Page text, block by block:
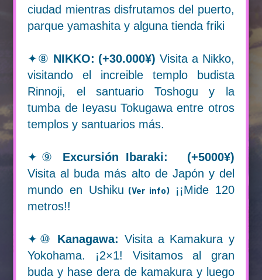
ciudad mientras disfrutamos del puerto,
parque yamashita y alguna tienda friki
✦⑧ NIKKO: (+30.000¥)Visita a Nikko,
visitando el increible templo budista
Rinnoji, el santuario Toshogu y la
tumba de Ieyasu Tokugawa entre otros
templos y santuarios más.
✦⑨
Excursión Ibaraki: (+5000¥)
Visita al buda más alto de Japón y del
mundo en Ushiku (Ver info)¡¡Mide 120
metros!!
✦⑩ Kanagawa: Visita a Kamakura y
Yokohama. ¡2×1! Visitamos al gran
buda y hase dera de kamakura y luego
EXCURSIONES EN KYOTO
INFORMACIÓN
EXCURSIONES EN OSAKA Y